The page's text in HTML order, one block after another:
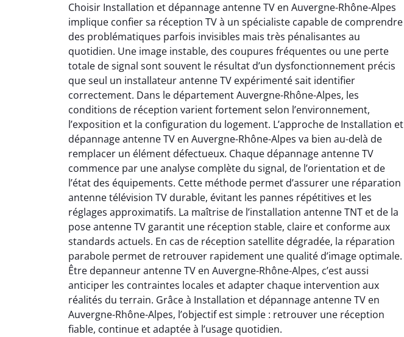
Choisir Installation et dépannage antenne TV en Auvergne-Rhône-Alpes
implique confier sa réception TV à un spécialiste capable de comprendre
des problématiques parfois invisibles mais très pénalisantes au
quotidien. Une image instable, des coupures fréquentes ou une perte
totale de signal sont souvent le résultat d’un dysfonctionnement précis
que seul un installateur antenne TV expérimenté sait identifier
correctement. Dans le département Auvergne-Rhône-Alpes, les
conditions de réception varient fortement selon l’environnement,
l’exposition et la configuration du logement. L’approche de Installation et
dépannage antenne TV en Auvergne-Rhône-Alpes va bien au-delà de
remplacer un élément défectueux. Chaque dépannage antenne TV
commence par une analyse complète du signal, de l’orientation et de
l’état des équipements. Cette méthode permet d’assurer une réparation
antenne télévision TV durable, évitant les pannes répétitives et les
réglages approximatifs. La maîtrise de l’installation antenne TNT et de la
pose antenne TV garantit une réception stable, claire et conforme aux
standards actuels. En cas de réception satellite dégradée, la réparation
parabole permet de retrouver rapidement une qualité d’image optimale.
Être depanneur antenne TV en Auvergne-Rhône-Alpes, c’est aussi
anticiper les contraintes locales et adapter chaque intervention aux
réalités du terrain. Grâce à Installation et dépannage antenne TV en
Auvergne-Rhône-Alpes, l’objectif est simple : retrouver une réception
fiable, continue et adaptée à l’usage quotidien.